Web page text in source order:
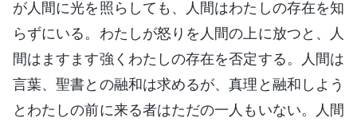
が人間に光を照らしても、人間はわたしの存在を知
らずにいる。わたしが怒りを人間の上に放つと、人
間はますます強くわたしの存在を否定する。人間は
言葉、聖書との融和は求めるが、真理と融和しよう
とわたしの前に来る者はただの一人もいない。人間